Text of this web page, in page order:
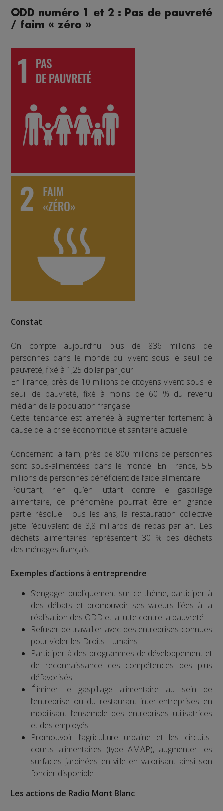
ODD numéro 1 et 2 : Pas de pauvreté
/ faim « zéro »
Constat
On compte aujourd’hui plus de 836 millions de
personnes dans le monde qui vivent sous le seuil de
pauvreté, fixé à 1,25 dollar par jour.
En France, près de 10 millions de citoyens vivent sous le
seuil de pauvreté, fixé à moins de 60 % du revenu
médian de la population française.
Cette tendance est amenée à augmenter fortement à
cause de la crise économique et sanitaire actuelle.
Concernant la faim, près de 800 millions de personnes
sont sous-alimentées dans le monde. En France, 5,5
millions de personnes bénéficient de l’aide alimentaire.
Pourtant, rien qu’en luttant contre le gaspillage
alimentaire, ce phénomène pourrait être en grande
partie résolue. Tous les ans, la restauration collective
jette l’équivalent de 3,8 milliards de repas par an. Les
déchets alimentaires représentent 30 % des déchets
des ménages français.
Exemples d’actions à entreprendre
S’engager publiquement sur ce thème, participer à
des débats et promouvoir ses valeurs liées à la
réalisation des ODD et la lutte contre la pauvreté
Refuser de travailler avec des entreprises connues
pour violer les Droits Humains
Participer à des programmes de développement et
de reconnaissance des compétences des plus
défavorisés
Éliminer le gaspillage alimentaire au sein de
l’entreprise ou du restaurant inter-entreprises en
mobilisant l’ensemble des entreprises utilisatrices
et des employés
Promouvoir l’agriculture urbaine et les circuits-
courts alimentaires (type AMAP), augmenter les
surfaces jardinées en ville en valorisant ainsi son
foncier disponible
Les actions de Radio Mont Blanc